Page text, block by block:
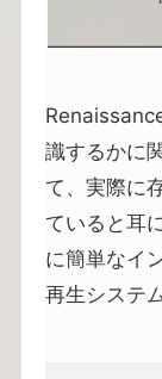
識するかに
て、実際に
ていると耳
に簡単なイ
再生システ